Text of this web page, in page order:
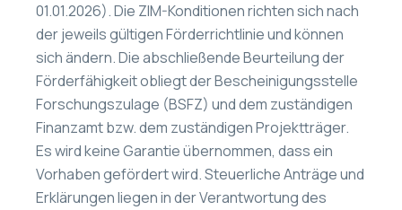
01.01.2026). Die ZIM-Konditionen richten sich nach
der jeweils gültigen Förderrichtlinie und können
sich ändern. Die abschließende Beurteilung der
Förderfähigkeit obliegt der Bescheinigungsstelle
Forschungszulage (BSFZ) und dem zuständigen
Finanzamt bzw. dem zuständigen Projektträger.
Es wird keine Garantie übernommen, dass ein
Vorhaben gefördert wird. Steuerliche Anträge und
Erklärungen liegen in der Verantwortung des